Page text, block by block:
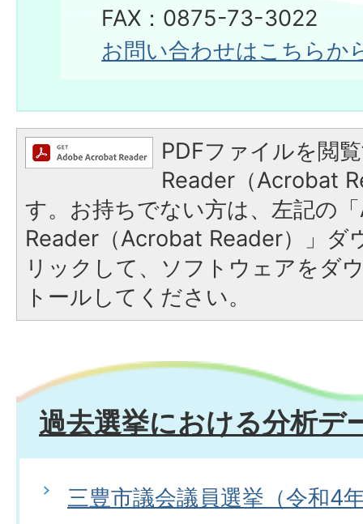
FAX：0875-73-3022
お問い合わせはこちらか
PDFファイルを閲
Reader（Acrobat
す。お持ちでない方は、左記の
Reader（Acrobat Reader）」ダ
リックして、ソフトウェアをダ
トールしてください。
過去選挙における分析デ
三豊市議会議員選挙（令和4